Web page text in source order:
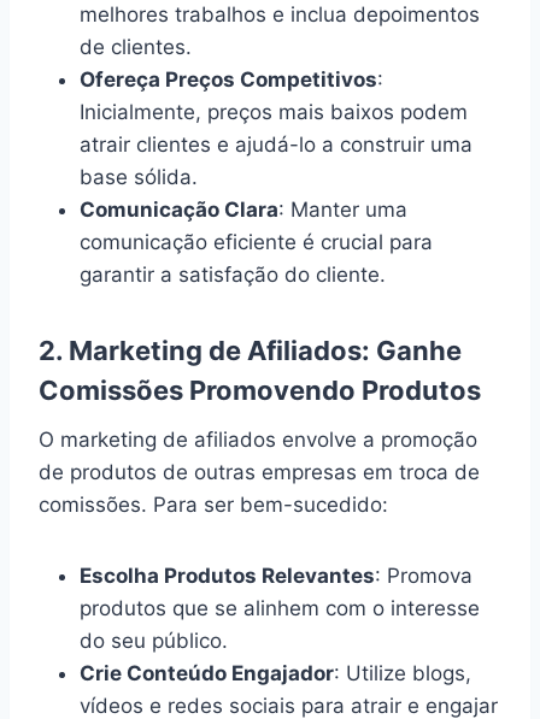
melhores trabalhos e inclua depoimentos
de clientes.
Ofereça Preços Competitivos:
Inicialmente, preços mais baixos podem
atrair clientes e ajudá-lo a construir uma
base sólida.
Comunicação Clara: Manter uma
comunicação eficiente é crucial para
garantir a satisfação do cliente.
2. Marketing de Afiliados: Ganhe
Comissões Promovendo Produtos
O marketing de afiliados envolve a promoção
de produtos de outras empresas em troca de
comissões. Para ser bem-sucedido:
Escolha Produtos Relevantes: Promova
produtos que se alinhem com o interesse
do seu público.
Crie Conteúdo Engajador: Utilize blogs,
vídeos e redes sociais para atrair e engajar